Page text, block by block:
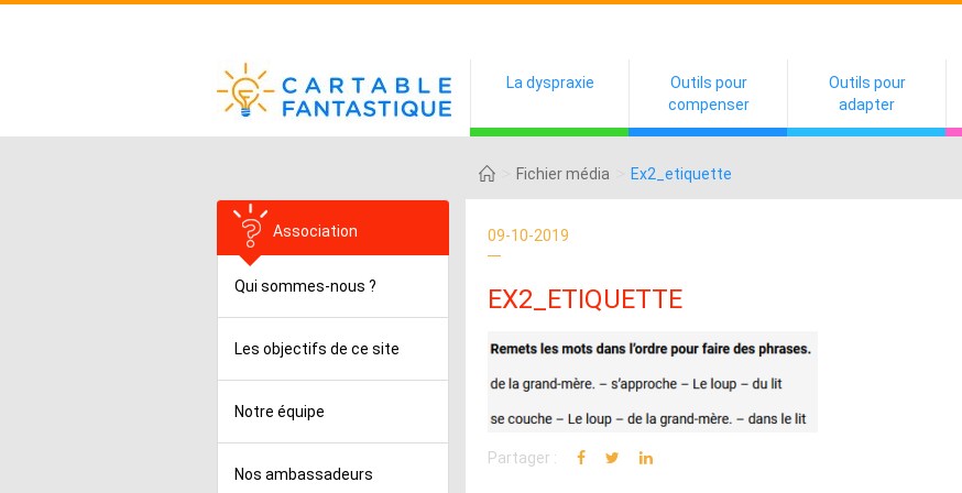
La dyspraxie
Outils pour
compenser
Outils pour
adapter
Fichier média Ex2_etiquette
Association
Qui sommes-nous ?
Les objectifs de ce site
Notre équipe
Nos ambassadeurs
09-10-2019
EX2_ETIQUETTE
Partager :